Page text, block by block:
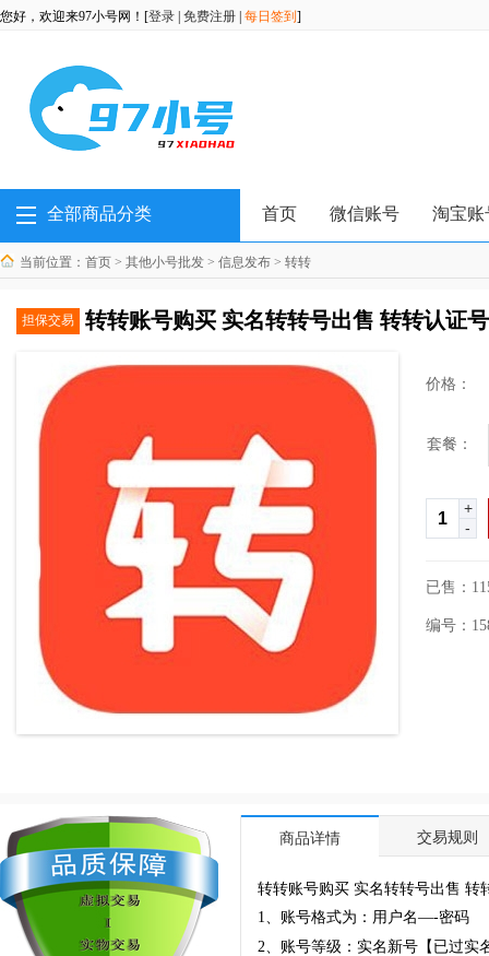
您好，欢迎来97小号网！[登录 免费注册 每日签到 ]
全部商品分类 首页 微信账号 淘宝账
当前位置： 首页 > 其他小号批发 > 信息发布 > 转转
担保交易 转转账号购买 实名转转号出售 转转认证
价格：
套餐：
+
-
已售：
编号：
商品详情 交易规则
转转账号购买 实名转转号出售 转
1、账号格式为：用户名—-密码
2、账号等级：实名新号【已过实